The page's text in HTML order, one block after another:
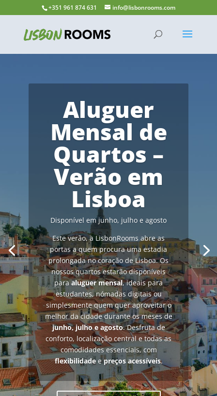
+351 961 874 631 info@lisbonrooms.com
Aluguer
Mensal de
Quartos –
Verão em
Lisboa
Disponível em junho, julho e agosto
Este verão, a LisbonRooms abre as
portas a quem procura uma estadia
prolongada no coração de Lisboa. Os
nossos quartos estarão disponíveis
paraaluguer mensal, ideais para
estudantes, nómadas digitais ou
simplesmente quem quer aproveitar o
melhor da cidade durante os meses de
junho, julho e agosto. Desfruta de
conforto, localização central e todas as
comodidades essenciais, com
flexibilidadeepreços acessíveis.